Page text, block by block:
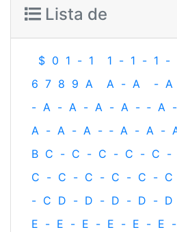
Lista de
$ 0 1 - 1 1 - 1 - 1 -
6 7 8 9 A A - A - A
- A - A - A - A - ‐ A -
A - A - A - ‐ A - A -
B C - C - C - C - C -
C - C - C - C - C - C
- C D - D - D - D - D
E - E - E - E - E - E -